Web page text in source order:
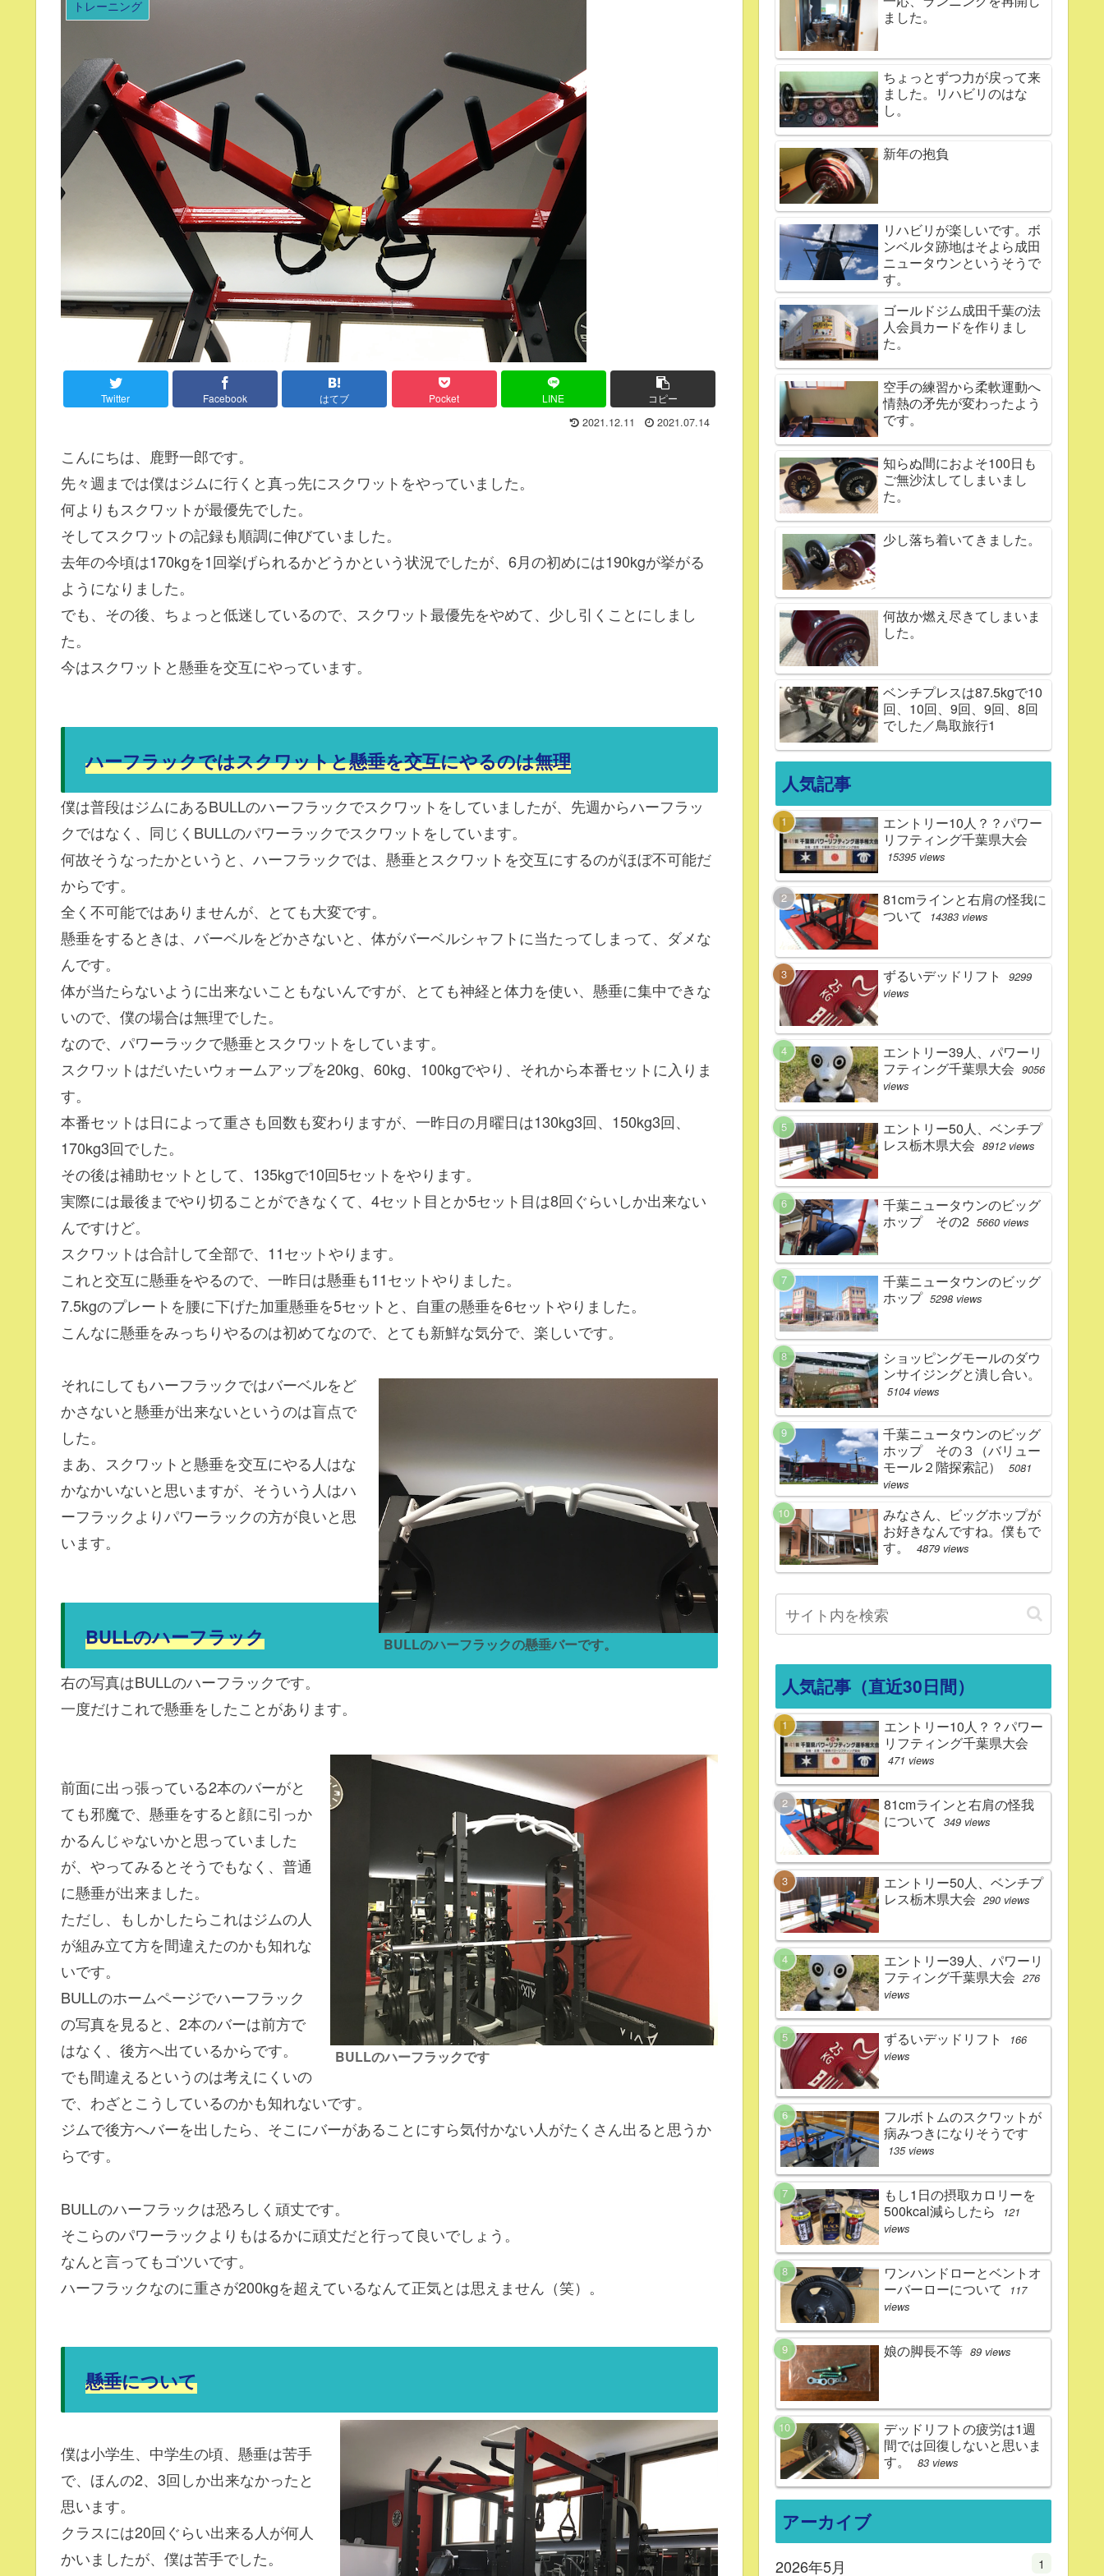
トレーニング
Twitter Facebook はてブ Pocket LINE コピー
2021.12.11 2021.07.14
こんにちは、鹿野一郎です。
先々週までは僕はジムに行くと真っ先にスクワットをやっていました。
何よりもスクワットが最優先でした。
そしてスクワットの記録も順調に伸びていました。
去年の今頃は170kgを1回挙げられるかどうかという状況でしたが、6月の初めには190kgが挙がる
ようになりました。
でも、その後、ちょっと低迷しているので、スクワット最優先をやめて、少し引くことにしまし
た。
今はスクワットと懸垂を交互にやっています。
ハーフラックではスクワットと懸垂を交互にやるのは無理
僕は普段はジムにあるBULLのハーフラックでスクワットをしていましたが、先週からハーフラッ
クではなく、同じくBULLのパワーラックでスクワットをしています。
何故そうなったかというと、ハーフラックでは、懸垂とスクワットを交互にするのがほぼ不可能だ
からです。
全く不可能ではありませんが、とても大変です。
懸垂をするときは、バーベルをどかさないと、体がバーベルシャフトに当たってしまって、ダメな
んです。
体が当たらないように出来ないこともないんですが、とても神経と体力を使い、懸垂に集中できな
いので、僕の場合は無理でした。
なので、パワーラックで懸垂とスクワットをしています。
スクワットはだいたいウォームアップを20kg、60kg、100kgでやり、それから本番セットに入りま
す。
本番セットは日によって重さも回数も変わりますが、一昨日の月曜日は130kg3回、150kg3回、
170kg3回でした。
その後は補助セットとして、135kgで10回5セットをやります。
実際には最後までやり切ることができなくて、4セット目とか5セット目は8回ぐらいしか出来ない
んですけど。
スクワットは合計して全部で、11セットやります。
これと交互に懸垂をやるので、一昨日は懸垂も11セットやりました。
7.5kgのプレートを腰に下げた加重懸垂を5セットと、自重の懸垂を6セットやりました。
こんなに懸垂をみっちりやるのは初めてなので、とても新鮮な気分で、楽しいです。
BULLのハーフラックの懸垂バーです。
それにしてもハーフラックではバーベルをど
かさないと懸垂が出来ないというのは盲点で
した。
まあ、スクワットと懸垂を交互にやる人はな
かなかいないと思いますが、そういう人はハ
ーフラックよりパワーラックの方が良いと思
います。
BULLのハーフラック
右の写真はBULLのハーフラックです。
一度だけこれで懸垂をしたことがあります。
BULLのハーフラックです
前面に出っ張っている2本のバーがと
ても邪魔で、懸垂をすると顔に引っか
かるんじゃないかと思っていました
が、やってみるとそうでもなく、普通
に懸垂が出来ました。
ただし、もしかしたらこれはジムの人
が組み立て方を間違えたのかも知れな
いです。
BULLのホームページでハーフラック
の写真を見ると、2本のバーは前方で
はなく、後方へ出ているからです。
でも間違えるというのは考えにくいの
で、わざとこうしているのかも知れないです。
ジムで後方へバーを出したら、そこにバーがあることにすら気付かない人がたくさん出ると思うか
らです。
BULLのハーフラックは恐ろしく頑丈です。
そこらのパワーラックよりもはるかに頑丈だと行って良いでしょう。
なんと言ってもゴツいです。
ハーフラックなのに重さが200kgを超えているなんて正気とは思えません（笑）。
懸垂について
僕は小学生、中学生の頃、懸垂は苦手
で、ほんの2、3回しか出来なかったと
思います。
クラスには20回ぐらい出来る人が何人
かいましたが、僕は苦手でした。
ました。
ちょっとずつ力が戻って来
ました。リハビリのはな
し。
新年の抱負
リハビリが楽しいです。ボ
ンベルタ跡地はそよら成田
ニュータウンというそうで
す。
ゴールドジム成田千葉の法
人会員カードを作りまし
た。
空手の練習から柔軟運動へ
情熱の矛先が変わったよう
です。
知らぬ間におよそ100日も
ご無沙汰してしまいまし
た。
少し落ち着いてきました。
何故か燃え尽きてしまいま
した。
ベンチプレスは87.5kgで10
回、10回、9回、9回、8回
でした／鳥取旅行1
人気記事
エントリー10人？？パワー
リフティング千葉県大会
15395 views
81cmラインと右肩の怪我に
ついて
14383 views
ずるいデッドリフト
9299
views
エントリー39人、パワーリ
フティング千葉県大会 9056
views
エントリー50人、ベンチプ
レス栃木県大会 8912 views
千葉ニュータウンのビッグ
ホップ その2 5660 views
千葉ニュータウンのビッグ
ホップ 5298 views
ショッピングモールのダウ
ンサイジングと潰し合い。
5104 views
千葉ニュータウンのビッグ
ホップ その３（バリュー
モール２階探索記）
5081
views
みなさん、ビッグホップが
お好きなんですね。僕もで
す。
4879 views
人気記事（直近30日間）
エントリー10人？？パワー
リフティング千葉県大会
471 views
81cmラインと右肩の怪我
について
349 views
エントリー50人、ベンチプ
レス栃木県大会 290 views
エントリー39人、パワーリ
フティング千葉県大会 276
views
ずるいデッドリフト
166
views
フルボトムのスクワットが
病みつきになりそうです
135 views
もし1日の摂取カロリーを
500kcal減らしたら
121
views
ワンハンドローとベントオ
ーバーローについて
117
views
娘の脚長不等 89 views
デッドリフトの疲労は1週
間では回復しないと思いま
す。
83 views
アーカイブ
2026年5月 1